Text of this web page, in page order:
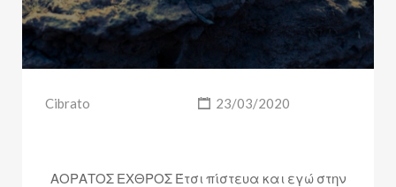
Cibrato 23/03/2020
ΑΟΡΑΤΟΣ ΕΧΘΡΟΣ Έτσι πίστευα και εγώ στην